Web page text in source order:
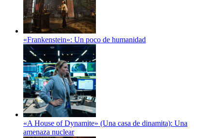
«Frankenstein»: Un poco de humanidad
«A House of Dynamite» (Una casa de dinamita): Una
amenaza nuclear